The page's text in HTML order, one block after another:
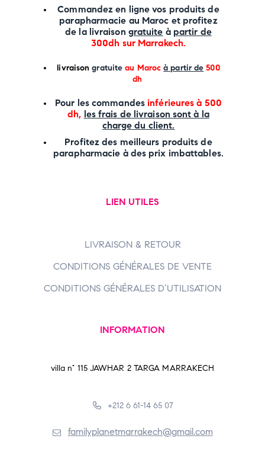
Commandez en ligne vos produits de
parapharmacie au Maroc et profitez
de la livraison gratuite à partir de
300dh sur Marrakech.
livraison gratuite au Maroc à partir de 500
dh
Pour les commandesinférieures à 500
dh, les frais de livraison sont à la
charge du client.
Profitez des meilleurs produits de
parapharmacie à des prix imbattables.
LIEN UTILES
LIVRAISON & RETOUR
CONDITIONS GÉNÉRALES DE VENTE
CONDITIONS GÉNÉRALES D’UTILISATION
INFORMATION
villa n° 115 JAWHAR 2 TARGA MARRAKECH
+212 6 61-14 65 07
familyplanetmarrakech@gmail.com